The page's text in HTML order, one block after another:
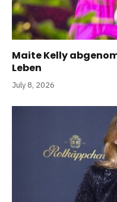
Maite Kelly
Leben
July 8, 2026